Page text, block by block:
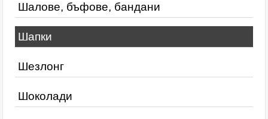
Шалове, бъфове, бандани
Шапки
Шезлонг
Шоколади